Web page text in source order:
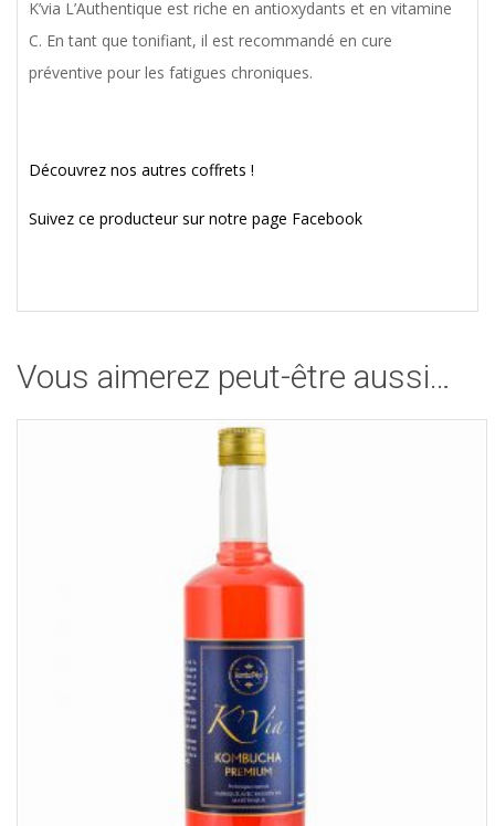
K’via L’Authentique est riche en antioxydants et en vitamine
C. En tant que tonifiant, il est recommandé en cure
préventive pour les fatigues chroniques.
Découvrez nos autres coffrets !
Suivez ce producteur sur notre page Facebook
Vous aimerez peut-être aussi…